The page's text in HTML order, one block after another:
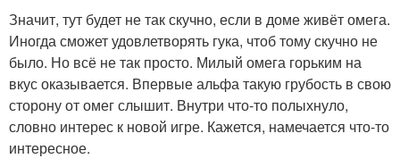
Значит, тут будет не так скучно, если в доме живёт омега.
Иногда сможет удовлетворять гука, чтоб тому скучно не
было. Но всё не так просто. Милый омега горьким на
вкус оказывается. Впервые альфа такую грубость в свою
сторону от омег слышит. Внутри что-то полыхнуло,
словно интерес к новой игре. Кажется, намечается что-то
интересное.